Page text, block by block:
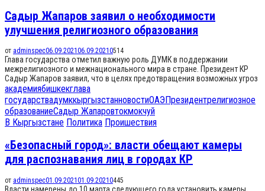
Садыр Жапаров заявил о необходимости
улучшения религиозного образования
от adminspec06.09.202106.09.20210514
Глава государства отметил важную роль ДУМК в поддержании
межрелигиозного и межнационального мира в стране. Президент КР
Садыр Жапаров заявил, что в целях предотвращения возможных угроз
академиябишкекглава
государствадумккыргызстанновостиОАЭПрезидентрелигиозное
образованиеСадыр Жапаровтокмокчуй
В Кыргызстане Политика Проишествия
«Безопасный город»: власти обещают камеры
для распознавания лиц в городах КР
от adminspec01.09.202101.09.20210445
Власти намерены до 10 марта следующего года установить камеры,